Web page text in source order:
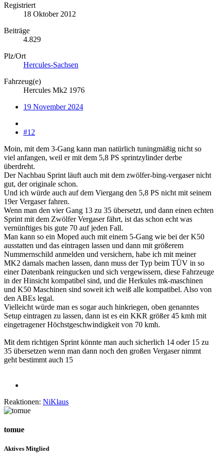
Registriert
18 Oktober 2012
Beiträge
4.829
Plz/Ort
Hercules-Sachsen
Fahrzeug(e)
Hercules Mk2 1976
19 November 2024
#12
Moin, mit dem 3-Gang kann man natürlich tuningmäßig nicht so
viel anfangen, weil er mit dem 5,8 PS sprintzylinder derbe
überdreht.
Der Nachbau Sprint läuft auch mit dem zwölfer-bing-vergaser nicht
gut, der originale schon.
Und ich würde auch auf dem Viergang den 5,8 PS nicht mit seinem
19er Vergaser fahren.
Wenn man den vier Gang 13 zu 35 übersetzt, und dann einen echten
Sprint mit dem Zwölfer Vergaser fährt, ist das schon echt was
vernünftiges bis gute 70 auf jeden Fall.
Man kann so ein Moped auch mit einem 5-Gang wie bei der K50
ausstatten und das eintragen lassen und dann mit größerem
Nummernschild anmelden und versichern, habe ich mit meiner
MK2 damals machen lassen, dann muss der Typ beim TÜV in so
einer Datenbank reingucken und sich vergewissern, diese Fahrzeuge
in der Hinsicht kompatibel sind, und die Herkules mk-maschinen
und K50 Maschinen sind soweit ich weiß alle kompatibel. Also von
den ABEs legal.
Vielleicht würde man es sogar auch hinkriegen, oben genanntes
Setup eintragen zu lassen, dann ist es ein KKR größer 45 kmh mit
eingetragener Höchstgeschwindigkeit von 70 kmh.
Mit dem richtigen Sprint könnte man auch sicherlich 14 oder 15 zu
35 übersetzen wenn man dann noch den großen Vergaser nimmt
geht bestimmt auch 15
Reaktionen: NiKlaus
tomue
Aktives Mitglied